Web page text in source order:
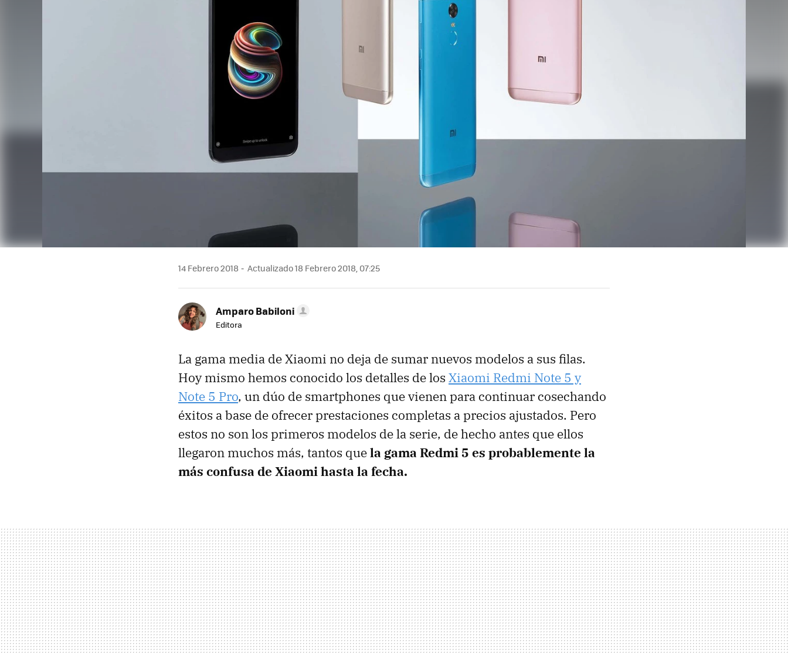
14 Febrero 2018 Actualizado 18 Febrero 2018, 07:25
Amparo Babiloni
Editora
La gama media de Xiaomi no deja de sumar nuevos modelos a sus filas.
Hoy mismo hemos conocido los detalles de los Xiaomi Redmi Note 5 y
Note 5 Pro, un dúo de smartphones que vienen para continuar cosechando
éxitos a base de ofrecer prestaciones completas a precios ajustados. Pero
estos no son los primeros modelos de la serie, de hecho antes que ellos
llegaron muchos más, tantos quela gama Redmi 5 es probablemente la
más confusa de Xiaomi hasta la fecha.